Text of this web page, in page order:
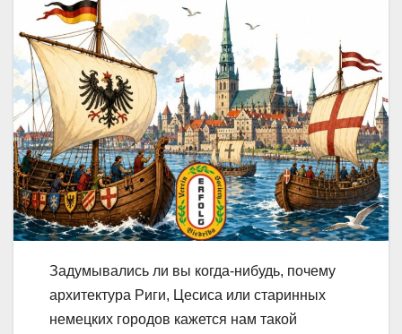
Задумывались ли вы когда-нибудь, почему
архитектура Риги, Цесиса или старинных
немецких городов кажется нам такой